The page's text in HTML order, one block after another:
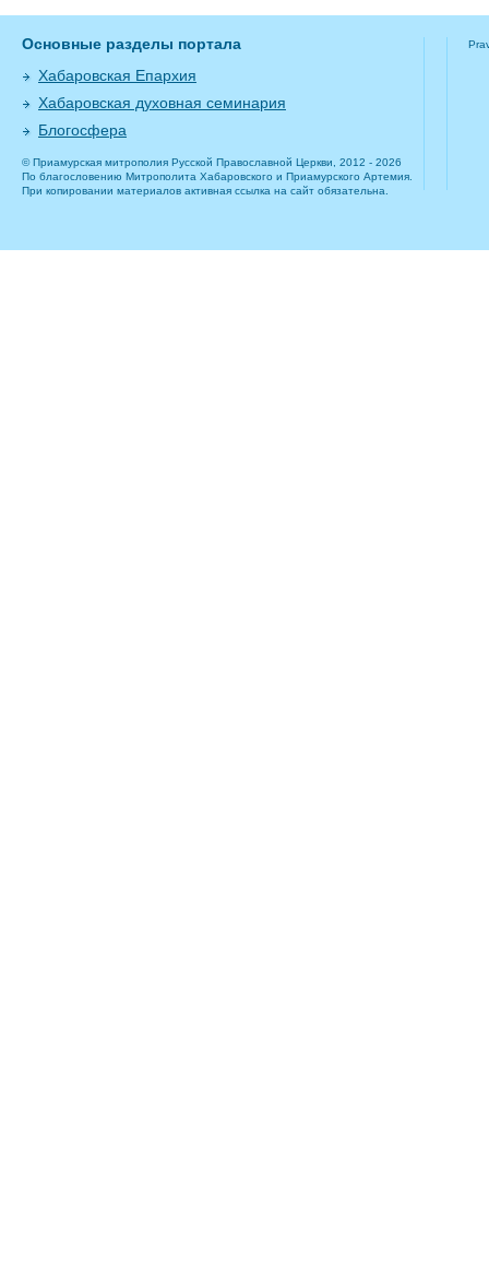
Основные разделы портала
Хабаровская Епархия
Хабаровская духовная семинария
Блогосфера
© Приамурская митрополия Русской Православной Церкви, 2012 - 2026
По благословению Митрополита Хабаровского и Приамурского Артемия.
При копировании материалов активная ссылка на сайт обязательна.